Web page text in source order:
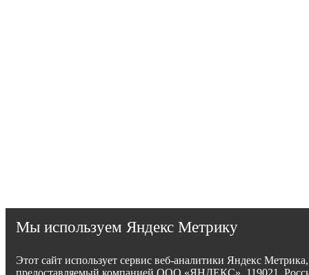
Мы используем Яндекс Метрику
Этот сайт использует сервис веб-аналитики Яндекс Метрика,
предоставляемый компанией ООО «ЯНДЕКС», 119021,